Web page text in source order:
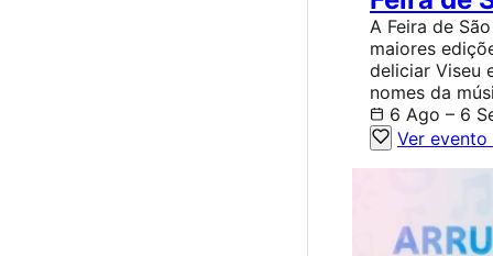
A Feira de
maiores
deliciar Viseu
nomes da
6 Ago – 6
Ver